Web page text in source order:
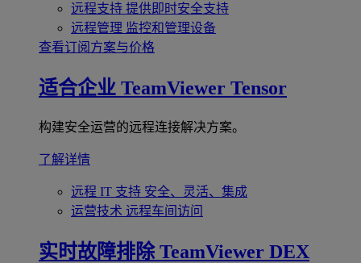
远程支持 提供即时安全支持
远程管理 监控和管理设备
查看订阅方案与价格
适合企业 TeamViewer Tensor
构建安全运营的远程连接解决方案。
了解详情
远程 IT 支持 安全、灵活、集成
运营技术 远程车间访问
实时故障排除 TeamViewer DEX